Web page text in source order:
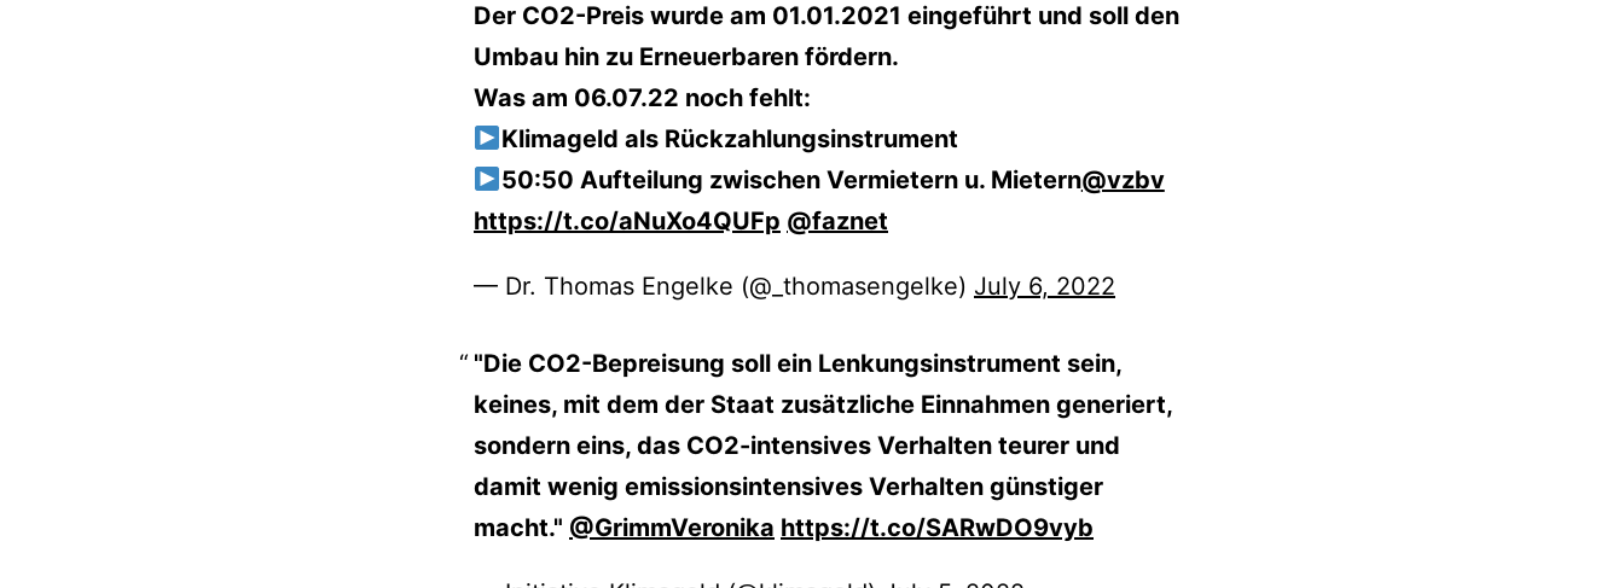
Der CO2-Preis wurde am 01.01.2021 eingeführt und soll den
Umbau hin zu Erneuerbaren fördern.
Was am 06.07.22 noch fehlt:
Klimageld als Rückzahlungsinstrument
50:50 Aufteilung zwischen Vermietern u. Mietern@vzbv
https://t.co/aNuXo4QUFp @faznet
— Dr. Thomas Engelke (@_thomasengelke) July 6, 2022
"Die CO2-Bepreisung soll ein Lenkungsinstrument sein,
keines, mit dem der Staat zusätzliche Einnahmen generiert,
sondern eins, das CO2-intensives Verhalten teurer und
damit wenig emissionsintensives Verhalten günstiger
macht." @GrimmVeronika https://t.co/SARwDO9vyb